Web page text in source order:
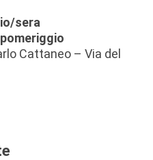
sera
Cattaneo – Via del